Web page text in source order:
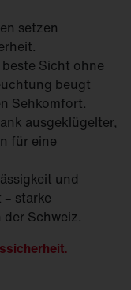
setzen
Sicht ohne
beugt
Sehkomfort.
ausgeklügelter,
für eine
und
starke
Schweiz.